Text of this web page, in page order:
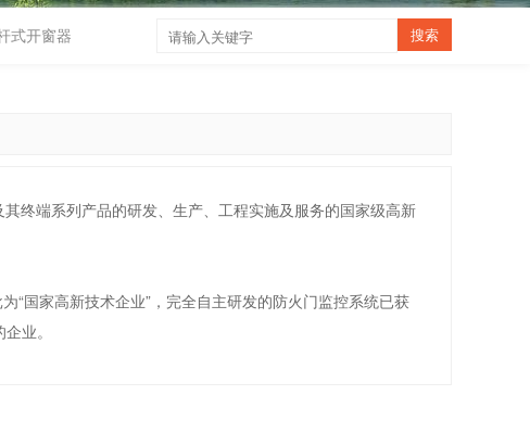
式开窗器
终端系列产品的研发、生产、工程实施及服务的国家级高新
“国家高新技术企业”，完全自主研发的防火门监控系统已获
业。